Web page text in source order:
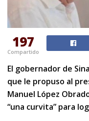
197
Compartido
El gobernador de
que le propuso al
Manuel López
“una curvita” para